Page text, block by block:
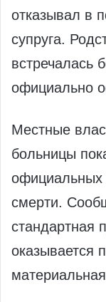
отказывал в
супруга.
встречалась
официально
Местные
больницы
официальных
смерти.
стандартная
оказывается